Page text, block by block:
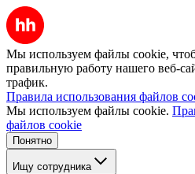
Мы используем файлы cookie,
правильную работу нашего веб-
трафик.
Правила использования файлов
Мы используем файлы cookie.
файлов cookie
Понятно
Ищу сотрудника